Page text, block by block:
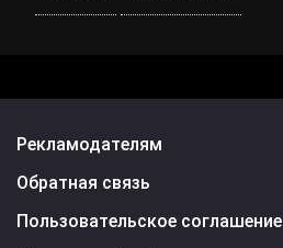
Рекламодателям
Обратная связь
Пользовательское соглашение